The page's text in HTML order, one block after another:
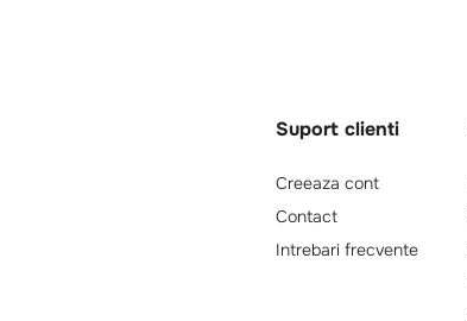
Suport clienti
Creeaza cont
Contact
Intrebari frecvente